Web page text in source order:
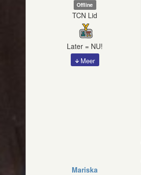
Offline
TCN Lid
Later = NU!
Meer
Mariska